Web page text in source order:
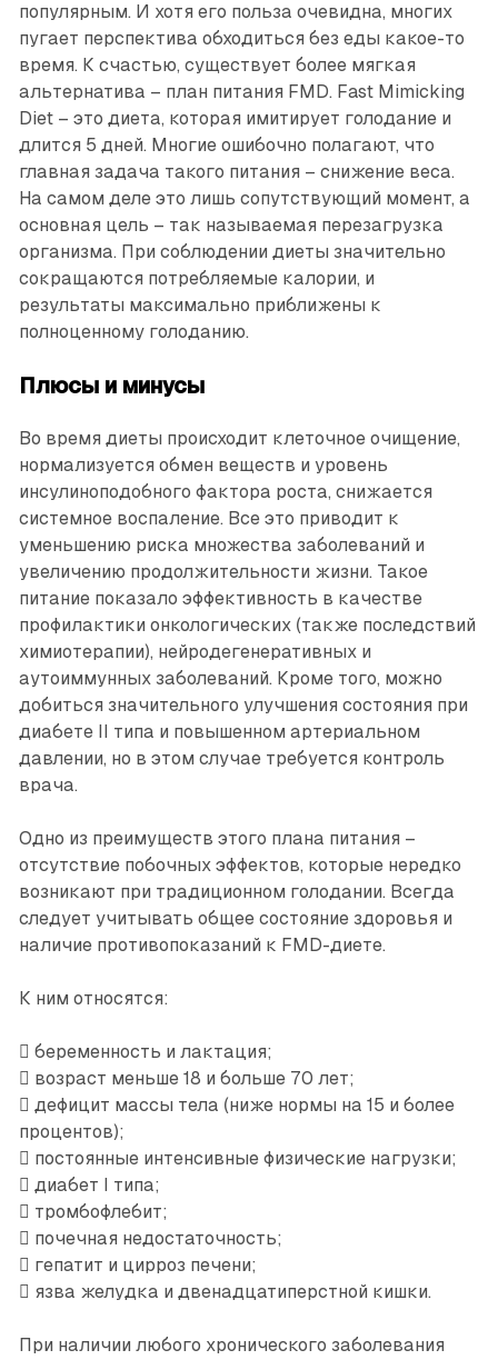
популярным. И хотя его польза очевидна, многих
пугает перспектива обходиться без еды какое-то
время. К счастью, существует более мягкая
альтернатива – план питания FMD. Fast Mimicking
Diet – это диета, которая имитирует голодание и
длится 5 дней. Многие ошибочно полагают, что
главная задача такого питания – снижение веса.
На самом деле это лишь сопутствующий момент, а
основная цель – так называемая перезагрузка
организма. При соблюдении диеты значительно
сокращаются потребляемые калории, и
результаты максимально приближены к
полноценному голоданию.
Плюсы и минусы
Во время диеты происходит клеточное очищение,
нормализуется обмен веществ и уровень
инсулиноподобного фактора роста, снижается
системное воспаление. Все это приводит к
уменьшению риска множества заболеваний и
увеличению продолжительности жизни. Такое
питание показало эффективность в качестве
профилактики онкологических (также последствий
химиотерапии), нейродегенеративных и
аутоиммунных заболеваний. Кроме того, можно
добиться значительного улучшения состояния при
диабете II типа и повышенном артериальном
давлении, но в этом случае требуется контроль
врача.
Одно из преимуществ этого плана питания –
отсутствие побочных эффектов, которые нередко
возникают при традиционном голодании. Всегда
следует учитывать общее состояние здоровья и
наличие противопоказаний к FMD-диете.
К ним относятся:
 беременность и лактация;
 возраст меньше 18 и больше 70 лет;
 дефицит массы тела (ниже нормы на 15 и более
процентов);
 постоянные интенсивные физические нагрузки;
 диабет I типа;
 тромбофлебит;
 почечная недостаточность;
 гепатит и цирроз печени;
 язва желудка и двенадцатиперстной кишки.
При наличии любого хронического заболевания